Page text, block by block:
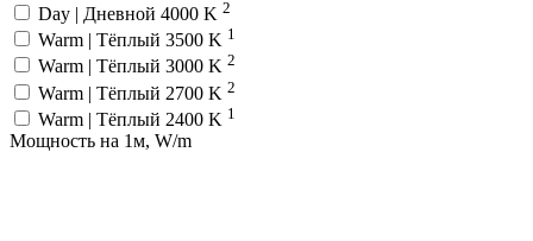
Day | Дневной 4000 K 2
Warm | Тёплый 3500 K 1
Warm | Тёплый 3000 K 2
Warm | Тёплый 2700 K 2
Warm | Тёплый 2400 K 1
Мощность на 1м, W/m